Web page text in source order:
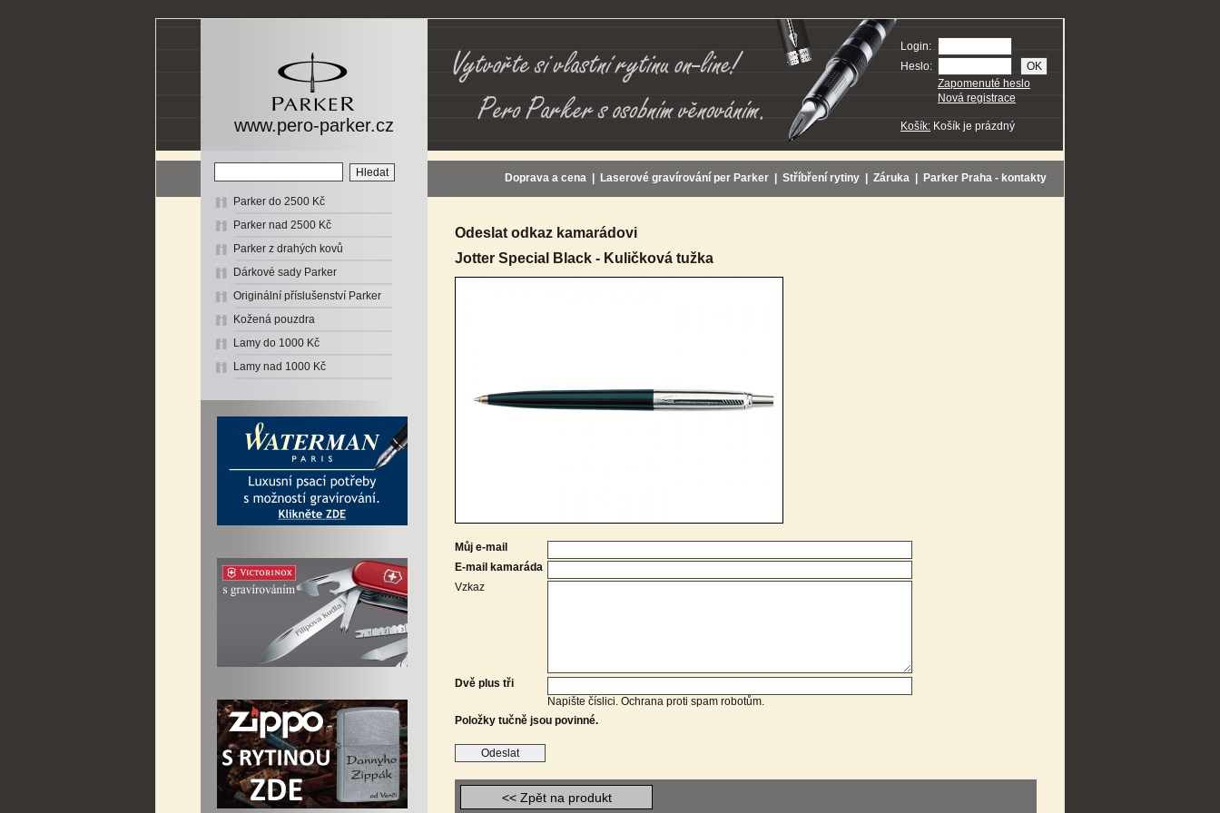
www.pero-parker.cz
Login:
Heslo:
Zapomenuté heslo
Nová registrace
Košík: Košík je prázdný
Parker do 2500 Kč
Parker nad 2500 Kč
Parker z drahých kovů
Dárkové sady Parker
Originální příslušenství Parker
Kožená pouzdra
Lamy do 1000 Kč
Lamy nad 1000 Kč
Doprava a cena Laserové gravírování per Parker Stříbření rytiny Záruka Parker Praha - kontakty
Odeslat odkaz kamarádovi
Jotter Special Black - Kuličková tužka
Můj e-mail
E-mail kamaráda
Vzkaz
Dvě plus tři
Napište číslici. Ochrana proti spam robotům.
Položky tučně jsou povinné.
<< Zpět na produkt